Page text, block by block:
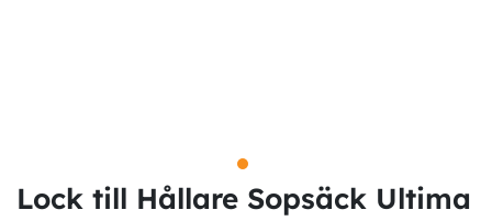
Lock till Hållare Sopsäck Ultima